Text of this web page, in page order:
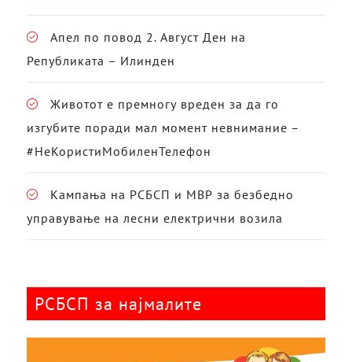
Апел по повод 2. Август Ден на
Републиката – Илинден
Животот е премногу вреден за да го
изгубите поради мал момент невнимание –
#НеКористиМобиленТелефон
Кампања на РСБСП и МВР за безбедно
управување на лесни електрични возила
РСБСП за најмалите